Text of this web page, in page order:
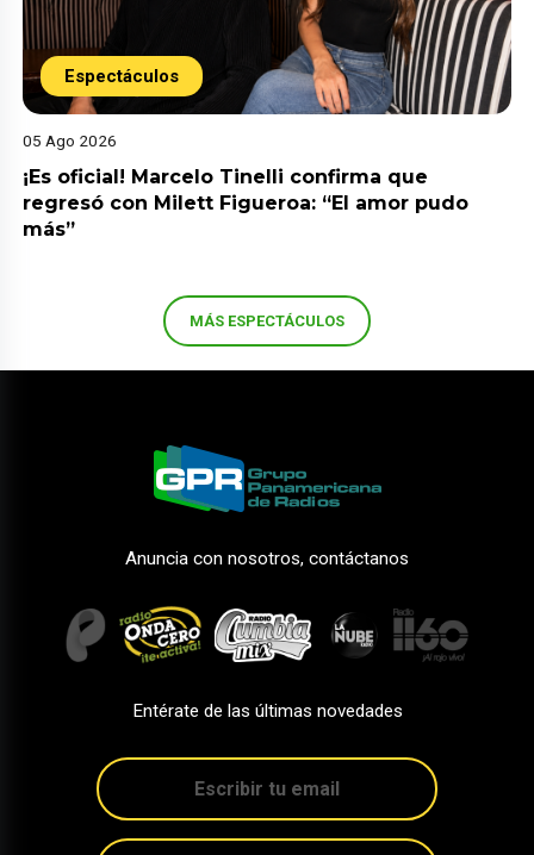
Espectáculos
05 Ago 2026
¡Es oficial! Marcelo Tinelli confirma que
regresó con Milett Figueroa: “El amor pudo
más”
MÁS ESPECTÁCULOS
Anuncia con nosotros, contáctanos
Entérate de las últimas novedades